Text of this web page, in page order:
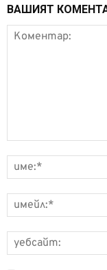
ВАШИЯТ